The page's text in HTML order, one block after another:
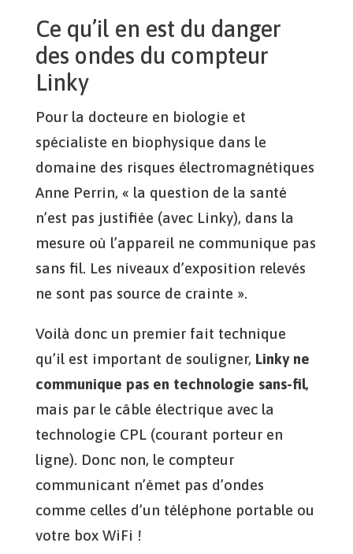
Ce qu’il en est du danger
des ondes du compteur
Linky
Pour la docteure en biologie et
spécialiste en biophysique dans le
domaine des risques électromagnétiques
Anne Perrin, « la question de la santé
n’est pas justifiée (avec Linky), dans la
mesure où l’appareil ne communique pas
sans fil. Les niveaux d’exposition relevés
ne sont pas source de crainte ».
Voilà donc un premier fait technique
qu’il est important de souligner, Linky ne
communique pas en technologie sans-fil,
mais par le câble électrique avec la
technologie CPL (courant porteur en
ligne). Donc non, le compteur
communicant n’émet pas d’ondes
comme celles d’un téléphone portable ou
votre box WiFi !